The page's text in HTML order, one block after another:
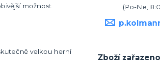
možnost
velkou herní
(Po-Ne,
Zboží